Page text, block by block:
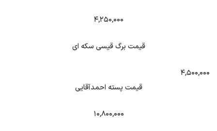
۴,۲۵۰,۰۰۰
قیمت برگ قیسی سکه ای
۴,۵۰۰,۰۰۰
قیمت پسته احمدآقایی
۱۰,۸۰۰,۰۰۰